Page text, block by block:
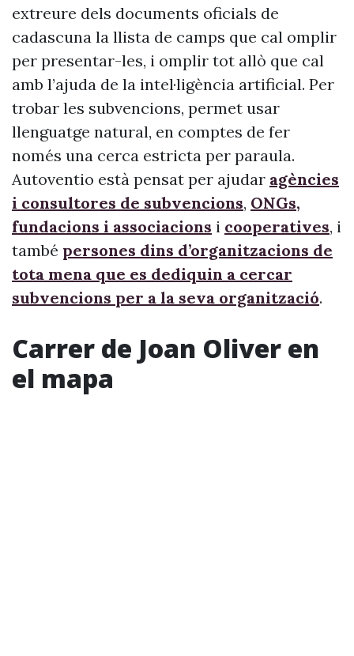
extreure dels documents oficials de
cadascuna la llista de camps que cal omplir
per presentar-les, i omplir tot allò que cal
amb l’ajuda de la intel·ligència artificial. Per
trobar les subvencions, permet usar
llenguatge natural, en comptes de fer
només una cerca estricta per paraula.
Autoventio està pensat per ajudar agències
i consultores de subvencions, ONGs,
fundacions i associacions i cooperatives, i
també persones dins d’organitzacions de
tota mena que es dediquin a cercar
subvencions per a la seva organització.
Carrer de Joan Oliver en
el mapa